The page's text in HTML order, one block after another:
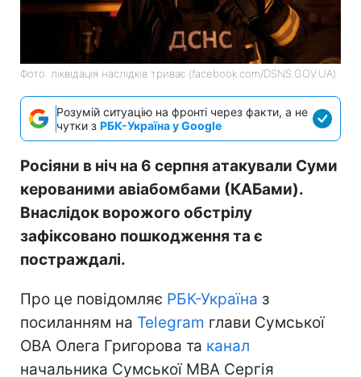
Фото: ліквідація наслідків триває (facebook.com/DSNS.GOV.UA)
Розумій ситуацію на фронті через факти, а не
чутки з РБК-Україна у Google
Росіяни в ніч на 6 серпня атакували Суми
керованими авіабомбами (КАБами).
Внаслідок ворожого обстрілу
зафіксовано пошкодження та є
постраждалі.
Про це повідомляє РБК-Україна з
посиланням на Telegram глави Сумської
ОВА Олега Григорова та канал
начальника Сумської МВА Сергія